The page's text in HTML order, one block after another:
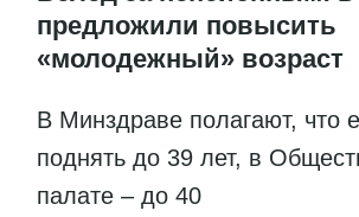
предложили повысить
«молодежный» возраст
В Минздраве полагают, что
поднять до 39 лет, в
палате – до 40